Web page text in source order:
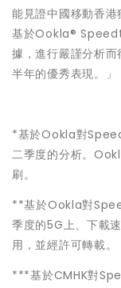
能見證中國移動香
基於Ookla®
據，進行嚴謹分析
半年的優秀表現。」
*基於Ookla對
二季度的分析。
刷。
**基於Ookla對
季度的5G上、下載
用，並經許可轉載。
***基於CMHK對